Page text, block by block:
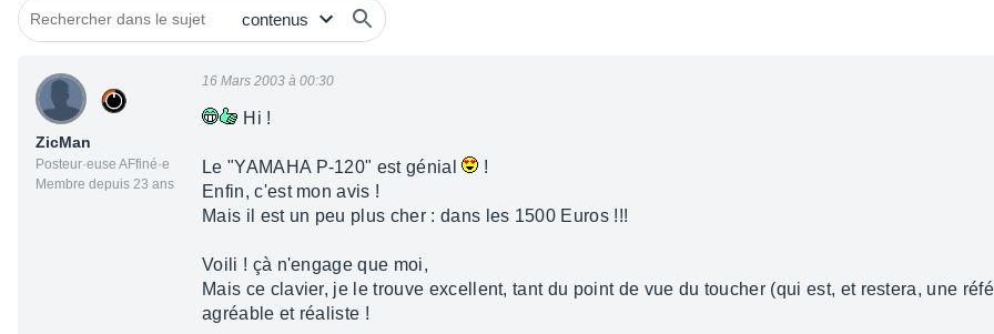
ZicMan
Posteur·euse AFfiné·e
Membre depuis 23 ans
16 Mars 2003 à 00:30
Hi !
Le "YAMAHA P-120" est génial
!
Enfin, c'est mon avis !
Mais il est un peu plus cher : dans les 1500 Euros !!!
Voili ! çà n'engage que moi,
Mais ce clavier, je le trouve excellent, tant du point de vue du toucher (qui est, et restera, une
agréable et réaliste !